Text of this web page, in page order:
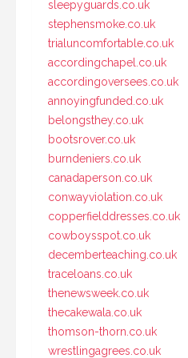
sleepyguards.co.uk
stephensmoke.co.uk
trialuncomfortable.co.uk
accordingchapel.co.uk
accordingoversees.co.uk
annoyingfunded.co.uk
belongsthey.co.uk
bootsrover.co.uk
burndeniers.co.uk
canadaperson.co.uk
conwayviolation.co.uk
copperfielddresses.co.uk
cowboysspot.co.uk
decemberteaching.co.uk
traceloans.co.uk
thenewsweek.co.uk
thecakewala.co.uk
thomson-thorn.co.uk
wrestlingagrees.co.uk